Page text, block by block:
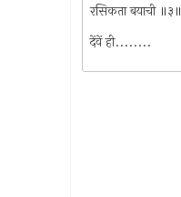
रसिकता बयाची ॥३॥
देंवें ही........